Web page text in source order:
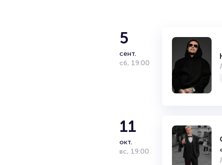
Руки Вверх
Известная российская
евродэнс, техно, хаус,
Исполнители
принадлежат хиты «Малыш»,
«Золотых граммофонов». С
5
сент.
сб, 19:00
11
окт.
вс, 19:00